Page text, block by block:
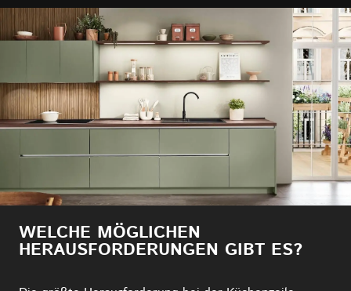
WELCHE MÖGLICHEN
HERAUSFORDERUNGEN GIBT ES?